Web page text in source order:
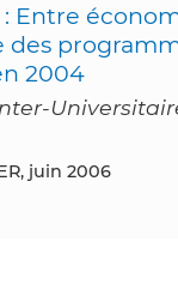
Entre
des
2004
juin 2006